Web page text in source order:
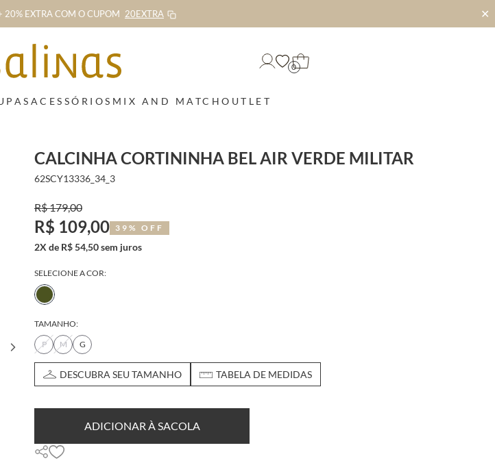
20% EXTRA COM O CUPOM 20EXTRA ✕
0
ACESSÓRIOS MIX AND MATCHOUTLET
CALCINHA CORTININHA BEL AIR VERDE MILITAR
62SCY13336_34_3
R$ 179,00
R$ 109,00 39% OFF
2X de R$ 54,50 sem juros
SELECIONE A COR:
TAMANHO:
P
M G
DESCUBRA SEU TAMANHO TABELA DE MEDIDAS
ADICIONAR À SACOLA